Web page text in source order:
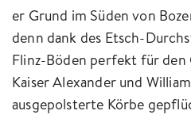
er Grund im Süden von
denn dank des Etsch-
Flinz-Böden perfekt für den
Kaiser Alexander und
ausgepolsterte Körbe